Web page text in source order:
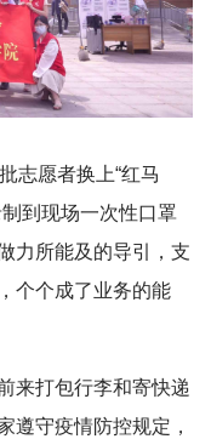
志愿者换上“红马
到现场一次性口罩
力所能及的导引，支
个个成了业务的能
来打包行李和寄快递
遵守疫情防控规定，